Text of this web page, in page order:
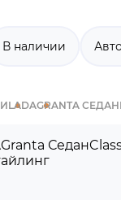
В наличии
LADAGRANTA СЕДАН
Granta Седан